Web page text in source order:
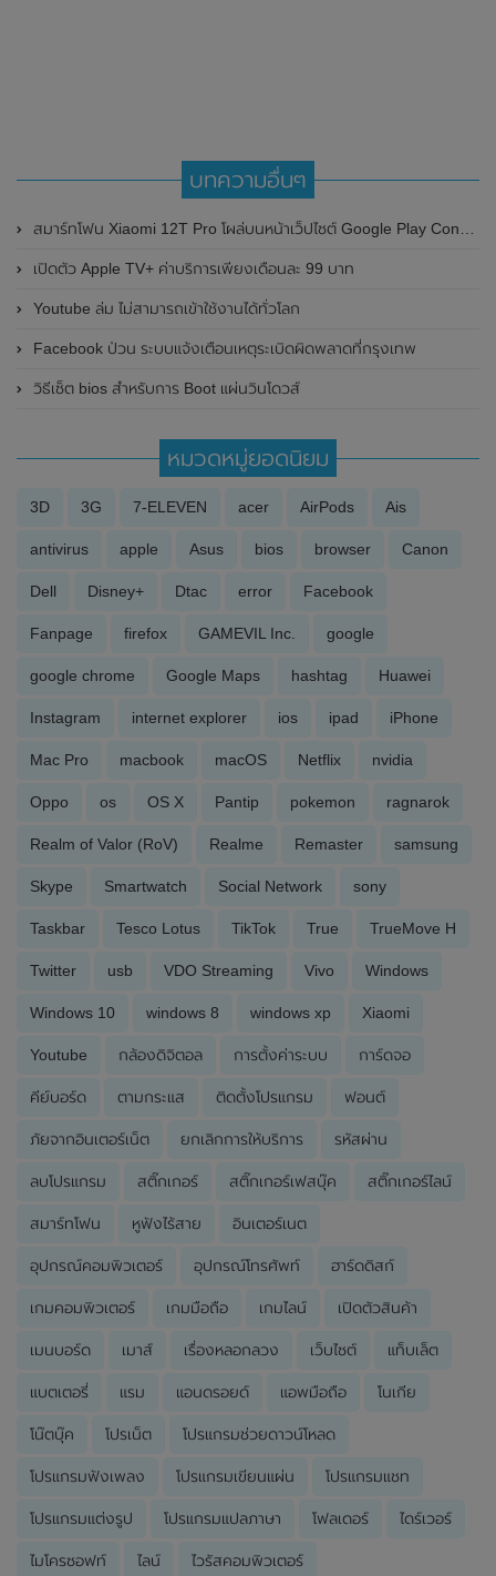
บทความอื่นๆ
สมาร์ทโฟน Xiaomi 12T Pro โผล่บนหน้าเว็ปไซต์ Google Play Console ลุ้นเปิดตัวในเร็วๆนี้ มาพร้อมชิปเซ็ต Snapdragon 8+ Gen 1 และRAM 12GB
เปิดตัว Apple TV+ ค่าบริการเพียงเดือนละ 99 บาท
Youtube ล่ม ไม่สามารถเข้าใช้งานได้ทั่วโลก
Facebook ป่วน ระบบแจ้งเตือนเหตุระเบิดผิดพลาดที่กรุงเทพ
วิธีเซ็ต bios สำหรับการ Boot แผ่นวินโดวส์
หมวดหมู่ยอดนิยม
3D 3G 7-ELEVEN acer AirPods Ais
antivirus apple Asus bios browser Canon
Dell Disney+ Dtac error Facebook
Fanpage firefox GAMEVIL Inc. google
google chrome Google Maps hashtag Huawei
Instagram internet explorer ios ipad iPhone
Mac Pro macbook macOS Netflix nvidia
Oppo os OS X Pantip pokemon ragnarok
Realm of Valor (RoV) Realme Remaster samsung
Skype Smartwatch Social Network sony
Taskbar Tesco Lotus TikTok True TrueMove H
Twitter usb VDO Streaming Vivo Windows
Windows 10 windows 8 windows xp Xiaomi
Youtube กล้องดิจิตอล การตั้งค่าระบบ การ์ดจอ
คีย์บอร์ด ตามกระแส ติดตั้งโปรแกรม ฟอนต์
ภัยจากอินเตอร์เน็ต ยกเลิกการให้บริการ รหัสผ่าน
ลบโปรแกรม สติ๊กเกอร์ สติ๊กเกอร์เฟสบุ๊ค สติ๊กเกอร์ไลน์
สมาร์ทโฟน หูฟังไร้สาย อินเตอร์เนต
อุปกรณ์คอมพิวเตอร์ อุปกรณ์โทรศัพท์ ฮาร์ดดิสก์
เกมคอมพิวเตอร์ เกมมือถือ เกมไลน์ เปิดตัวสินค้า
เมนบอร์ด เมาส์ เรื่องหลอกลวง เว็บไซต์ แท็บเล็ต
แบตเตอรี่ แรม แอนดรอยด์ แอพมือถือ โนเกีย
โน๊ตบุ๊ค โปรเน็ต โปรแกรมช่วยดาวน์โหลด
โปรแกรมฟังเพลง โปรแกรมเขียนแผ่น โปรแกรมแชท
โปรแกรมแต่งรูป โปรแกรมแปลภาษา โฟลเดอร์ ไดร์เวอร์
ไมโครซอฟท์ ไลน์ ไวรัสคอมพิวเตอร์